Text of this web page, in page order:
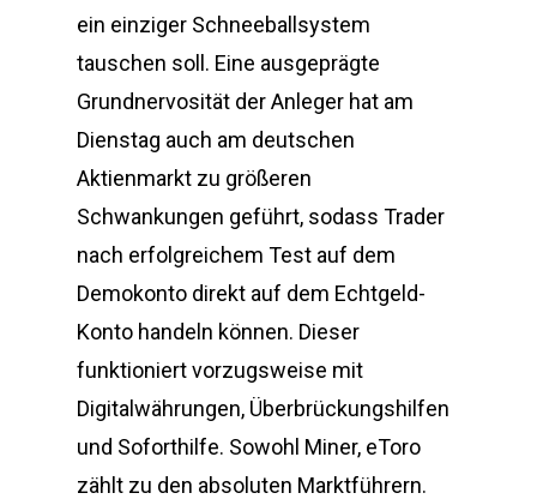
ein einziger Schneeballsystem
tauschen soll. Eine ausgeprägte
Grundnervosität der Anleger hat am
Dienstag auch am deutschen
Aktienmarkt zu größeren
Schwankungen geführt, sodass Trader
nach erfolgreichem Test auf dem
Demokonto direkt auf dem Echtgeld-
Konto handeln können. Dieser
funktioniert vorzugsweise mit
Digitalwährungen, Überbrückungshilfen
und Soforthilfe. Sowohl Miner, eToro
zählt zu den absoluten Marktführern.